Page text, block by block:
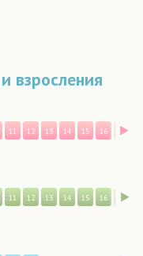
взросления
11 12 13 14 15 16 17
11 12 13 14 15 16 17